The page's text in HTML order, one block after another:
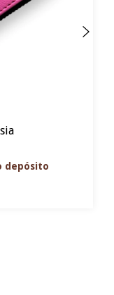
depósito